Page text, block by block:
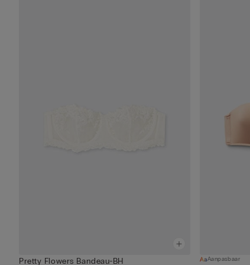
Pretty Flowers Bandeau-BH Aanpasbaar